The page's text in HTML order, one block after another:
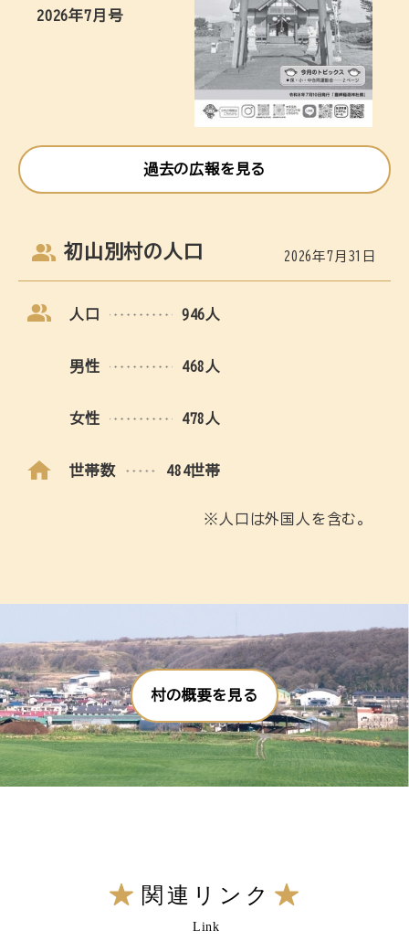
2026年7月号
過去の広報を見る
初山別村の人口 2026年7月31日
人口 946人
男性 468人
女性 478人
世帯数 484世帯
※人口は外国人を含む。
村の概要を見る
関連リンク
Link